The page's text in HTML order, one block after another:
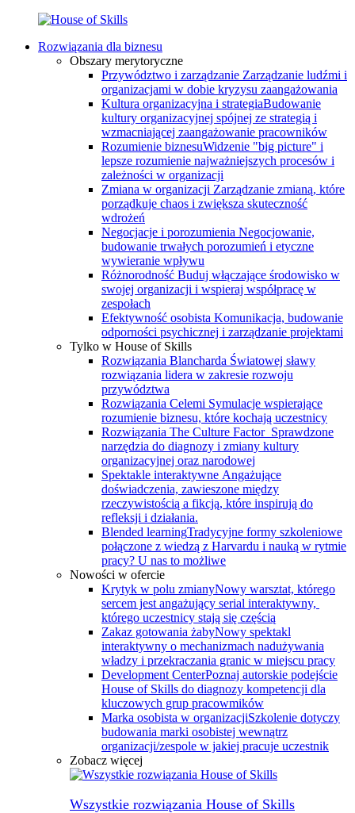
Rozwiązania dla biznesu
Obszary merytoryczne
Przywództwo i zarządzanie Zarządzanie ludźmi i
organizacjami w dobie kryzysu zaangażowania
Kultura organizacyjna i strategiaBudowanie
kultury organizacyjnej spójnej ze strategią i
wzmacniającej zaangażowanie pracowników
Rozumienie biznesuWidzenie "big picture" i
lepsze rozumienie najważniejszych procesów i
zależności w organizacji
Zmiana w organizacji Zarządzanie zmianą, które
porządkuje chaos i zwiększa skuteczność
wdrożeń
Negocjacje i porozumienia Negocjowanie,
budowanie trwałych porozumień i etyczne
wywieranie wpływu
Różnorodność Buduj włączające środowisko w
swojej organizacji i wspieraj współpracę w
zespołach
Efektywność osobista Komunikacja, budowanie
odporności psychicznej i zarządzanie projektami
Tylko w House of Skills
Rozwiązania Blancharda Światowej sławy
rozwiązania lidera w zakresie rozwoju
przywództwa
Rozwiązania Celemi Symulacje wspierające
rozumienie biznesu, które kochają uczestnicy
Rozwiązania The Culture Factor Sprawdzone
narzędzia do diagnozy i zmiany kultury
organizacyjnej oraz narodowej
Spektakle interaktywne Angażujące
doświadczenia, zawieszone między
rzeczywistością a fikcją, które inspirują do
refleksji i działania.
Blended learningTradycyjne formy szkoleniowe
połączone z wiedzą z Harvardu i nauką w rytmie
pracy? U nas to możliwe
Nowości w ofercie
Krytyk w polu zmianyNowy warsztat, którego
sercem jest angażujący serial interaktywny, ​
którego uczestnicy stają się częścią
Zakaz gotowania żabyNowy spektakl
interaktywny o mechanizmach nadużywania
władzy i przekraczania granic w miejscu pracy
Development CenterPoznaj autorskie podejście
House of Skills do diagnozy kompetencji dla
kluczowych grup pracowmików
Marka osobista w organizacjiSzkolenie dotyczy
budowania marki osobistej wewnątrz
organizacji/zespole w jakiej pracuje uczestnik
Zobacz więcej
Wszystkie rozwiązania House of Skills